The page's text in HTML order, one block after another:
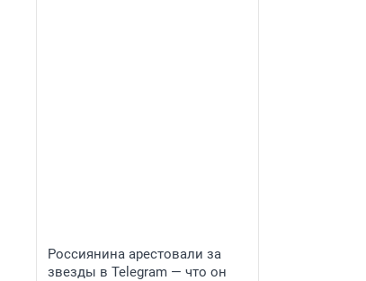
Россиянина арестовали за
звезды в Telegram — что он